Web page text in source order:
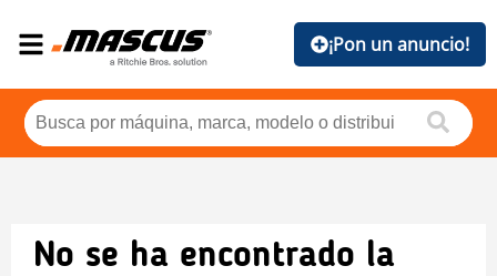
¡Pon un anuncio!
No se ha encontrado la